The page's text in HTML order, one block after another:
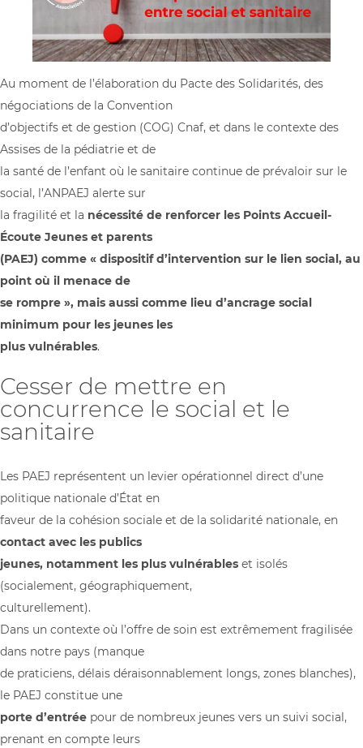
Au moment de l’élaboration du Pacte des Solidarités, des
négociations de la Convention
d’objectifs et de gestion (COG) Cnaf, et dans le contexte des
Assises de la pédiatrie et de
la santé de l’enfant où le sanitaire continue de prévaloir sur le
social, l’ANPAEJ alerte sur
la fragilité et la nécessité de renforcer les Points Accueil-
Écoute Jeunes et parents
(PAEJ) comme « dispositif d’intervention sur le lien social, au
point où il menace de
se rompre », mais aussi comme lieu d’ancrage social
minimum pour les jeunes les
plus vulnérables.
Cesser de mettre en
concurrence le social et le
sanitaire
Les PAEJ représentent un levier opérationnel direct d’une
politique nationale d’État en
faveur de la cohésion sociale et de la solidarité nationale, en
contact avec les publics
jeunes, notamment les plus vulnérables et isolés
(socialement, géographiquement,
culturellement).
Dans un contexte où l’offre de soin est extrêmement fragilisée
dans notre pays (manque
de praticiens, délais déraisonnablement longs, zones blanches),
le PAEJ constitue une
porte d’entrée pour de nombreux jeunes vers un suivi social,
prenant en compte leurs